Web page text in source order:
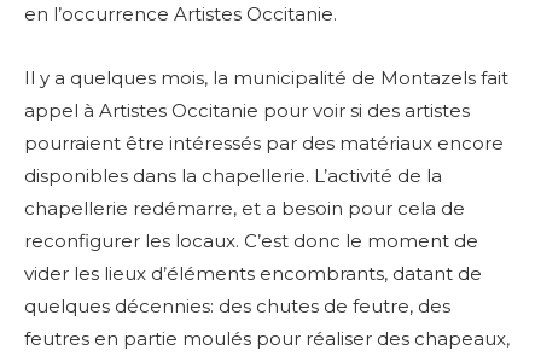
en l’occurrence Artistes Occitanie.
Il y a quelques mois, la municipalité de Montazels fait
appel à Artistes Occitanie pour voir si des artistes
pourraient être intéressés par des matériaux encore
disponibles dans la chapellerie. L’activité de la
chapellerie redémarre, et a besoin pour cela de
reconfigurer les locaux. C’est donc le moment de
vider les lieux d’éléments encombrants, datant de
quelques décennies: des chutes de feutre, des
feutres en partie moulés pour réaliser des chapeaux,